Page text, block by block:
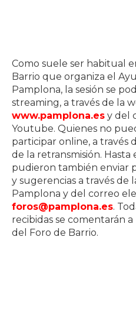
Como suele ser habitual
Barrio que organiza el
Pamplona, la sesión se
streaming, a través de la
www.pamplona.es y del
Youtube. Quienes no
participar online, a través
de la retransmisión. Hasta
pudieron también enviar
y sugerencias a través de
Pamplona y del correo
foros@pamplona.es.
recibidas se comentarán
del Foro de Barrio.